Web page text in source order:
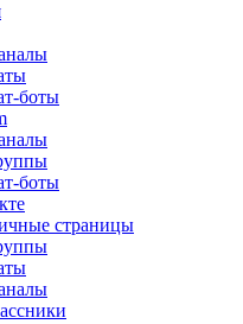
боты
боты
страницы